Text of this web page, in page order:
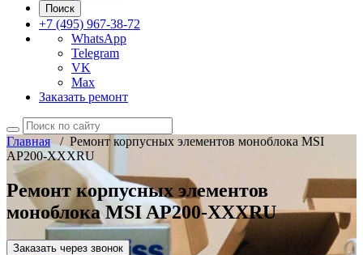
Поиск
+7 (495) 967-38-72
WhatsApp
Telegram
VK
Max
Заказать ремонт
Главная/ Ремонт корпусных элементов моноблока MSI
AP200-XXXRU
Ремонт корпусных элементов
моноблока MSI AP200-XXXRU
Заказать через звонок